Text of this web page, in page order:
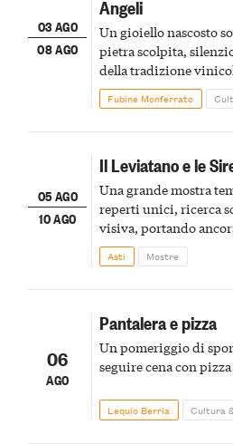
03 AGO
08 AGO
Angeli
Un gioiello nascosto
pietra scolpita,
della tradizione
Fubine Monferrato
05 AGO
10 AGO
Il Leviatano e le
Una grande mostra
reperti unici, ricerca
visiva, portando
della scena le
Asti Mostre
06
AGO
Pantalera e pizza
Un pomeriggio di
seguire cena con
Lequio Berria Cultura